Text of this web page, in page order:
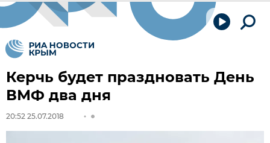
Керчь будет праздновать День
ВМФ два дня
20:52 25.07.2018